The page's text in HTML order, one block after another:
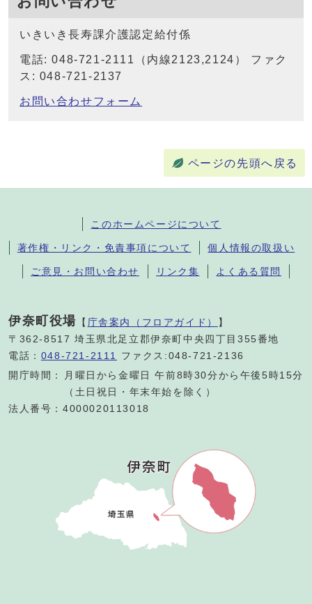
いきいき長寿課介護認定給付係
電話: 048-721-2111（内線2123,2124） ファク
ス: 048-721-2137
お問い合わせフォーム
ページの先頭へ戻る
このホームページについて
著作権・リンク・免責事項について 個人情報の取扱い
ご意見・お問い合わせ リンク集 よくある質問
伊奈町役場 【 庁舎案内（フロアガイド） 】
〒362-8517 埼玉県北足立郡伊奈町中央四丁目355番地
電話： 048-721-2111
ファクス:048-721-2136
開庁時間：
月曜日から金曜日 午前8時30分から午後5時15分
（土日祝日・年末年始を除く）
法人番号：4000020113018